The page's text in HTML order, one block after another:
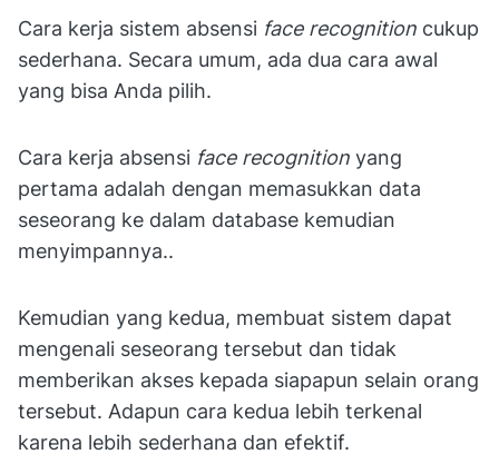
Cara kerja sistem absensi face recognition cukup
sederhana. Secara umum, ada dua cara awal
yang bisa Anda pilih.
Cara kerja absensi face recognition yang
pertama adalah dengan memasukkan data
seseorang ke dalam database kemudian
menyimpannya..
Kemudian yang kedua, membuat sistem dapat
mengenali seseorang tersebut dan tidak
memberikan akses kepada siapapun selain orang
tersebut. Adapun cara kedua lebih terkenal
karena lebih sederhana dan efektif.